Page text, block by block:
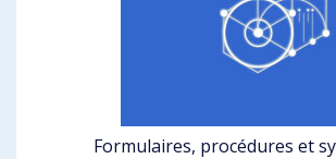
Formulaires, procédures et